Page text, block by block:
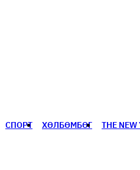
СПОРТ ХӨЛБӨМБӨГ THE NEW